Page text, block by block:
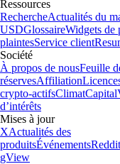
Ressources
RechercheActualités du
USDGlossaireWidgets de
plaintesService client
Société
À propos de nousFeuille
réservesAffiliation
crypto-actifsClimatCapital
d’intérêts
Mises à jour
XActualités des
produitsÉvénementsReddit
gView